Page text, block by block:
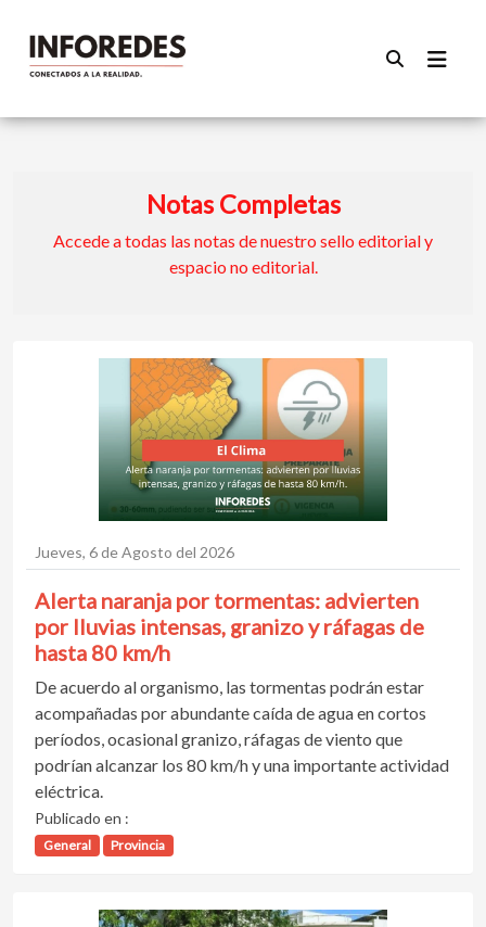
Notas Completas
Accede a todas las notas de nuestro sello editorial y
espacio no editorial.
Jueves, 6 de Agosto del 2026
Alerta naranja por tormentas: advierten
por lluvias intensas, granizo y ráfagas de
hasta 80 km/h
De acuerdo al organismo, las tormentas podrán estar
acompañadas por abundante caída de agua en cortos
períodos, ocasional granizo, ráfagas de viento que
podrían alcanzar los 80 km/h y una importante actividad
eléctrica.
Publicado en :
General Provincia